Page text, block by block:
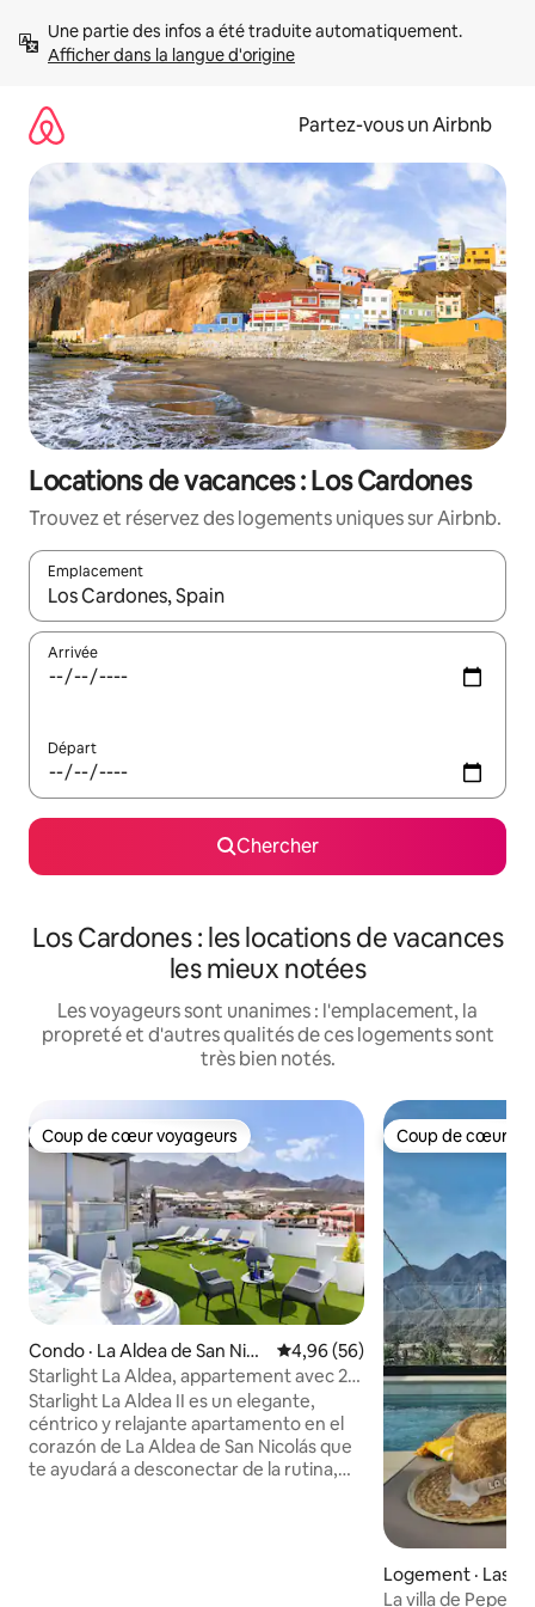
directement
Afficher dans la langue d'origine
Partez-vous un Airbnb
Locations de vacances : Los Cardones
Trouvez et réservez des logements uniques sur Airbnb.
Emplacement
Quand les résultats sont affichés, parcourez-les en utilisant
Arrivée
Départ
Chercher
Los Cardones : les locations de vacances
les mieux notées
Les voyageurs sont unanimes : l'emplacement, la
propreté et d'autres qualités de ces logements sont
très bien notés.
Coup de cœur voyageurs
Coup de cœur voyageurs
Condo · La Aldea de San Nico
las de Tolentino
Note moyenne de 4,96 sur 5,
4,96 (56)
Starlight La Aldea, appartement avec 2
lits ii
Starlight La Aldea II es un elegante,
céntrico y relajante apartamento en el
corazón de La Aldea de San Nicolás que
te ayudará a desconectar de la rutina,
Coup de cœur
Coup de cœur
Logement · Las
Canaria
La villa de Pepe et